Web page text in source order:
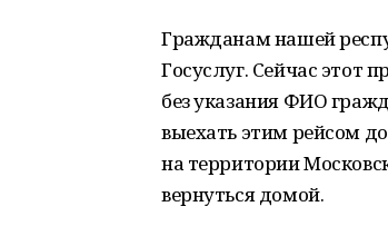
Гражданам нашей
Госуслуг. Сейчас этот
без указания ФИО
выехать этим рейсом
на территории
вернуться домой.